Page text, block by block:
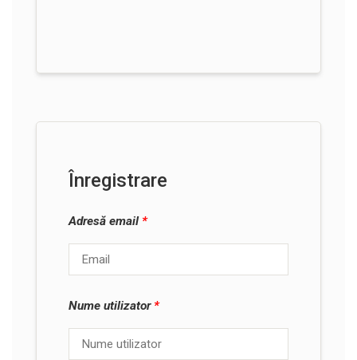
Înregistrare
Adresă email *
Nume utilizator *